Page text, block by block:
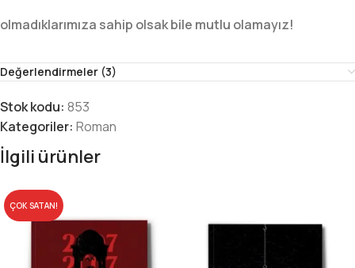
olmadıklarımıza sahip olsak bile mutlu olamayız!
Değerlendirmeler (3)
Stok kodu: 853
Kategoriler: Roman
İlgili ürünler
ÇOK SATAN!